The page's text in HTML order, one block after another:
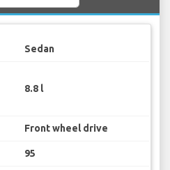
Sedan
8.8 l
Front wheel drive
95